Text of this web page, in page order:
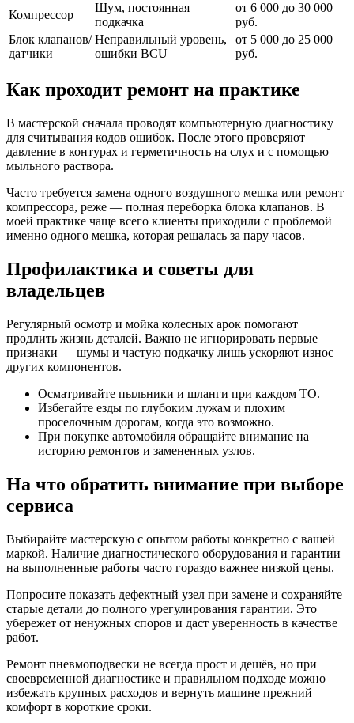
Компрессор
Шум, постоянная
подкачка
от 6 000 до 30 000
руб.
Блок клапанов/
датчики
Неправильный уровень,
ошибки BCU
от 5 000 до 25 000
руб.
Как проходит ремонт на практике
В мастерской сначала проводят компьютерную диагностику
для считывания кодов ошибок. После этого проверяют
давление в контурах и герметичность на слух и с помощью
мыльного раствора.
Часто требуется замена одного воздушного мешка или ремонт
компрессора, реже — полная переборка блока клапанов. В
моей практике чаще всего клиенты приходили с проблемой
именно одного мешка, которая решалась за пару часов.
Профилактика и советы для
владельцев
Регулярный осмотр и мойка колесных арок помогают
продлить жизнь деталей. Важно не игнорировать первые
признаки — шумы и частую подкачку лишь ускоряют износ
других компонентов.
Осматривайте пыльники и шланги при каждом ТО.
Избегайте езды по глубоким лужам и плохим
проселочным дорогам, когда это возможно.
При покупке автомобиля обращайте внимание на
историю ремонтов и замененных узлов.
На что обратить внимание при выборе
сервиса
Выбирайте мастерскую с опытом работы конкретно с вашей
маркой. Наличие диагностического оборудования и гарантии
на выполненные работы часто гораздо важнее низкой цены.
Попросите показать дефектный узел при замене и сохраняйте
старые детали до полного урегулирования гарантии. Это
убережет от ненужных споров и даст уверенность в качестве
работ.
Ремонт пневмоподвески не всегда прост и дешёв, но при
своевременной диагностике и правильном подходе можно
избежать крупных расходов и вернуть машине прежний
комфорт в короткие сроки.